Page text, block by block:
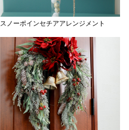
スノーポインセチアアレンジメント